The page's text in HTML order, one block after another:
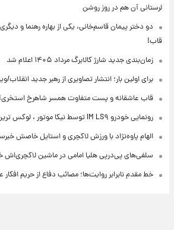
لرستانی آن هم در روز روشن
دو دختر پیمان قاسم‌خانی، یکی از بهاره رهنما و
قاب!
زمان‌بندی جدید شارژ کالابرگ مرداد ۱۴۰۵ اعلام شد
برای اولین بار؛ انتشار تصاویری از رهبر جدید انقلاب/
قاب عاشقانه و پست متفاوت همسر شاهرخ استخری!
رونمایی خودرو IM LS۹ توسط نیکا موتور ، لوکس ترین شاسی بلند EREV در ایران
الهام پاوه‌نژاد با ورزش لاکچری و استایل خاصش
سلفی‌های پی‌درپی هلیا امامی در ماشین لاکچری‌اش
خط مقدم نابرابر روایت‌ها؛ مصائب دفاع از حریم